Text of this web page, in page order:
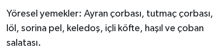
Yöresel yemekler: Ayran çorbası, tutmaç çorbası,
löl, sorina pel, keledoş, içli köfte, haşıl ve çoban
salatası.